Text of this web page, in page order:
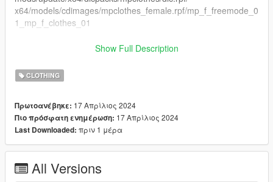
x64/models/cdimages/mpclothes_female.rpf/mp_f_freemode_0
1_mp_f_clothes_01
https://forum.cfx.re/t/how-to-streaming-new-hairstyles-for-
Show Full Description
CLOTHING
Πρωτοανέβηκε: 17 Απρίλιος 2024
Πιο πρόσφατη ενημέρωση: 17 Απρίλιος 2024
Last Downloaded: πριν 1 μέρα
All Versions